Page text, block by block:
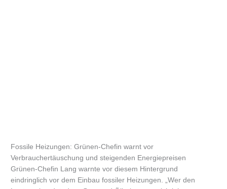
Fossile Heizungen: Grünen-Chefin warnt vor
Verbrauchertäuschung und steigenden Energiepreisen
Grünen-Chefin Lang warnte vor diesem Hintergrund
eindringlich vor dem Einbau fossiler Heizungen. „Wer den